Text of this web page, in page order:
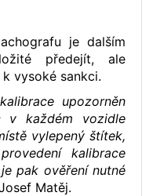
je dalším
předejít, ale
vysoké sankci.
upozorněn
v každém vozidle
vylepený štítek,
kalibrace
pak ověření nutné
Matěj.